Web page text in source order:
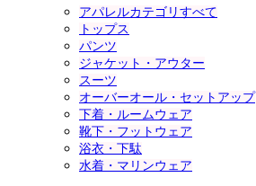
アパレルカテゴリすべて
トップス
パンツ
ジャケット・アウター
スーツ
オーバーオール・セットアップ
下着・ルームウェア
靴下・フットウェア
浴衣・下駄
水着・マリンウェア